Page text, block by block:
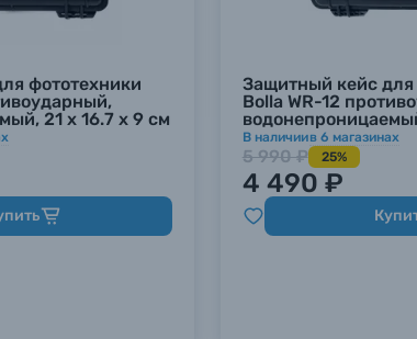
фототехники
21 х 16.7 х 9 см
Защитный кейс для
Bolla WR-12
В наличиив 6 магазинах
5 990 ₽ 25%
4 490 ₽